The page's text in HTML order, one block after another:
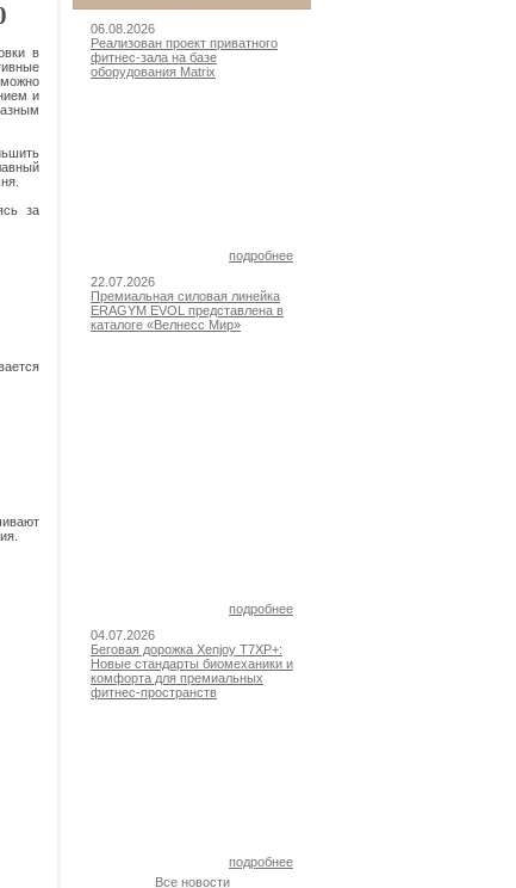
в
можно
и
за
06.08.2026
Реализован проект приватного
фитнес-зала на базе
оборудования Matrix
подробнее
22.07.2026
Премиальная силовая линейка
ERAGYM EVOL представлена в
каталоге «Велнесс Мир»
подробнее
04.07.2026
Беговая дорожка Xenjoy T7XP+:
Новые стандарты биомеханики и
комфорта для премиальных
фитнес-пространств
подробнее
Все новости